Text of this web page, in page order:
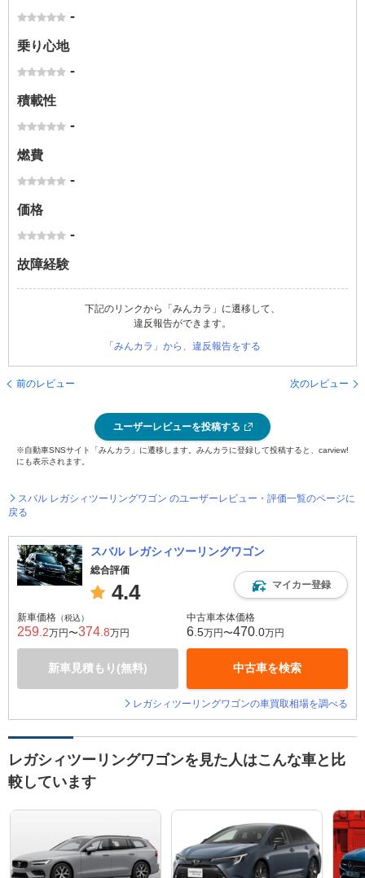
-
乗り心地
-
積載性
-
燃費
-
価格
-
故障経験
下記のリンクから「みんカラ」に遷移して、
違反報告ができます。
「みんカラ」から、違反報告をする
前のレビュー 次のレビュー
ユーザーレビューを投稿する
※自動車SNSサイト「みんカラ」に遷移します。みんカラに登録して投稿すると、carview!
にも表示されます。
スバル レガシィツーリングワゴン のユーザーレビュー・評価一覧のページに
戻る
スバル レガシィツーリングワゴン
総合評価
4.4 マイカー登録
新車価格 （税込）
259 .2万円〜374 .8万円
新車見積もり(無料)
中古車本体価格
6 .5万円〜470 .0万円
中古車を検索
レガシィツーリングワゴンの車買取相場を調べる
レガシィツーリングワゴンを見た人はこんな車と比
較しています